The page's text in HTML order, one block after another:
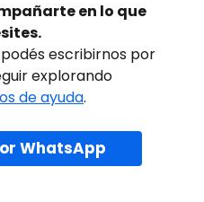
en lo que
escribirnos por
explorando
de ayuda.
WhatsApp